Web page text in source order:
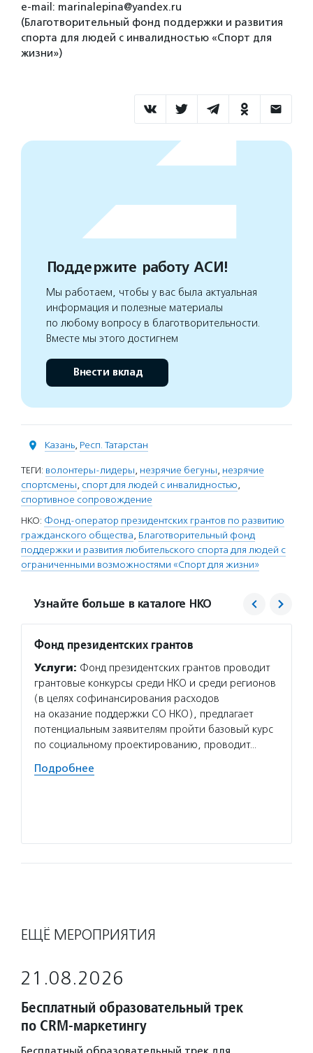
e-mail: marinalepina@yandex.ru
(Благотворительный фонд поддержки и развития
спорта для людей с инвалидностью «Спорт для
жизни»)
Поддержите работу АСИ!
Мы работаем, чтобы у вас была актуальная
информация и полезные материалы
по любому вопросу в благотворительности.
Вместе мы этого достигнем
Внести вклад
Казань, Респ. Татарстан
ТЕГИ: волонтеры-лидеры, незрячие бегуны, незрячие
спортсмены, спорт для людей с инвалидностью,
спортивное сопровождение
НКО: Фонд-оператор президентских грантов по развитию
гражданского общества, Благотворительный фонд
поддержки и развития любительского спорта для людей с
ограниченными возможностями «Спорт для жизни»
Узнайте больше в каталоге НКО
Фонд президентских грантов
Услуги: Фонд президентских грантов проводит
грантовые конкурсы среди НКО и среди регионов
(в целях софинансирования расходов
на оказание поддержки СО НКО), предлагает
потенциальным заявителям пройти базовый курс
по социальному проектированию, проводит…
Подробнее
ЕЩЁ МЕРОПРИЯТИЯ
21.08.2026
Бесплатный образовательный трек
по CRM-маркетингу